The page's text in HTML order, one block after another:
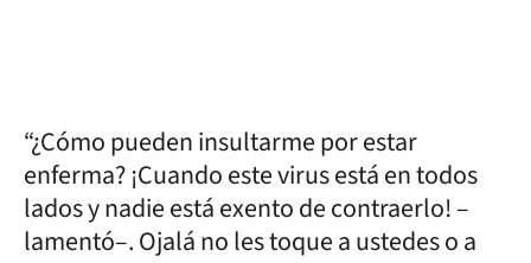
“¿Cómo pueden insultarme por estar
enferma? ¡Cuando este virus está en todos
lados y nadie está exento de contraerlo! –
lamentó–. Ojalá no les toque a ustedes o a